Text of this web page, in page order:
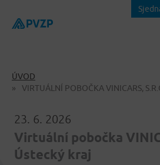
ÚVOD
VIRTUÁLNÍ POBOČKA VINICARS,
23. 6. 2026
Virtuální pobočka
Ústecký kraj